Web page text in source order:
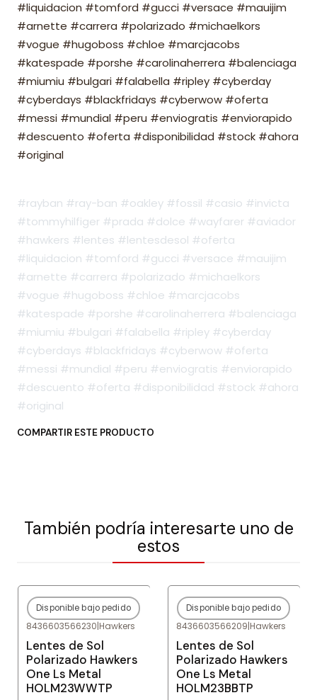
#liquidacion #tomford #gucci #versace #mauijim
#arnette #carrera #polarizado #michaelkors
#vogue #hugoboss #chloe #marcjacobs
#katespade #porshe #carolinaherrera #balenciaga
#miumiu #bulgari #falabella #ripley #cyberday
#cyberdays #blackfridays #cyberwow #oferta
#messi #mundial #peru #enviogratis #enviorapido
#descuento #oferta #disponibilidad #stock #ahora
#original
#rayban #ray-ban #oakley #fossil #casio #invicta
#tommyhilfiger #prada #dolce #wayfarer #aviador
#hawkers #lentes #lentesdesol #oferta
#liquidacion #tomford #gucci #versace #mauijim
#arnette #carrera #polarizado #michaelkors
#vogue #hugoboss #chloe #marcjacobs
#katespade #porshe #carolinaherrera #balenciaga
#miumiu #bulgari #falabella #ripley #cyberday
#cyberdays #blackfridays #cyberwow #oferta
#messi #mundial #peru #enviogratis #enviorapido
#descuento #oferta #disponibilidad #stock #ahora
#original
COMPARTIR ESTE PRODUCTO
También podría interesarte uno de
estos
-80%OFF
Agotado
Disponible bajo pedido
8436603566230|Hawkers
Lentes de Sol
Polarizado Hawkers
One Ls Metal
HOLM23WWTP
-80%OFF
Agotado
Disponible bajo pedido
8436603566209|Hawkers
Lentes de Sol
Polarizado Hawkers
One Ls Metal
HOLM23BBTP